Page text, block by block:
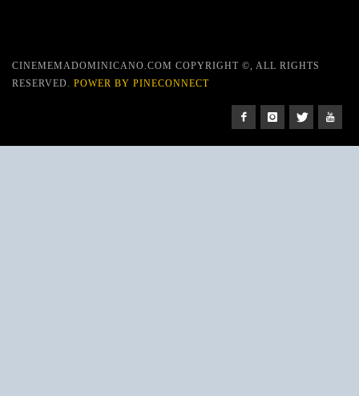
CINEMEMADOMINICANO.COM COPYRIGHT ©, ALL RIGHTS
RESERVED. POWER BY PINECONNECT